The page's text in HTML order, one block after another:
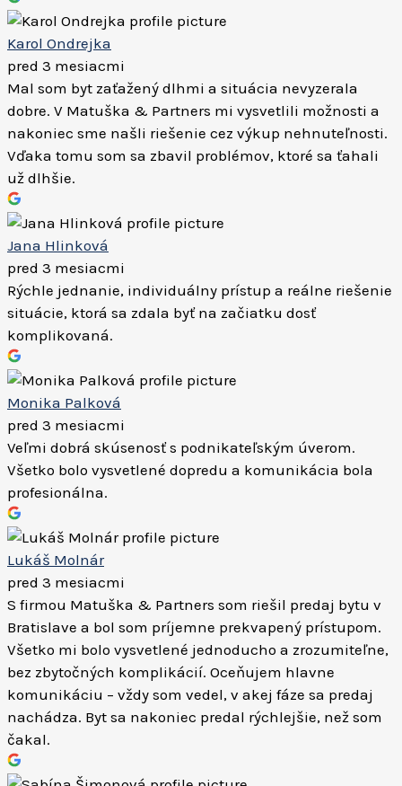
Karol Ondrejka
pred 3 mesiacmi
Mal som byt zaťažený dlhmi a situácia nevyzerala
dobre. V Matuška & Partners mi vysvetlili možnosti a
nakoniec sme našli riešenie cez výkup nehnuteľnosti.
Vďaka tomu som sa zbavil problémov, ktoré sa ťahali
už dlhšie.
Jana Hlinková
pred 3 mesiacmi
Rýchle jednanie, individuálny prístup a reálne riešenie
situácie, ktorá sa zdala byť na začiatku dosť
komplikovaná.
Monika Palková
pred 3 mesiacmi
Veľmi dobrá skúsenosť s podnikateľským úverom.
Všetko bolo vysvetlené dopredu a komunikácia bola
profesionálna.
Lukáš Molnár
pred 3 mesiacmi
S firmou Matuška & Partners som riešil predaj bytu v
Bratislave a bol som príjemne prekvapený prístupom.
Všetko mi bolo vysvetlené jednoducho a zrozumiteľne,
bez zbytočných komplikácií. Oceňujem hlavne
komunikáciu – vždy som vedel, v akej fáze sa predaj
nachádza. Byt sa nakoniec predal rýchlejšie, než som
čakal.